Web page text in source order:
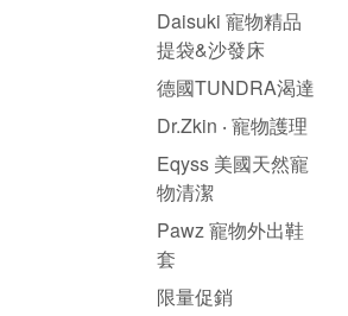
Daisuki 寵物精品
提袋&沙發床
德國TUNDRA渴達
Dr.Zkin ‧ 寵物護理
Eqyss 美國天然寵
物清潔
Pawz 寵物外出鞋
套
限量促銷